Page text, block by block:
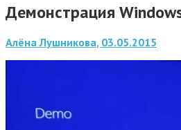
Демонстрация
Алёна Лушникова, 03.05.2015